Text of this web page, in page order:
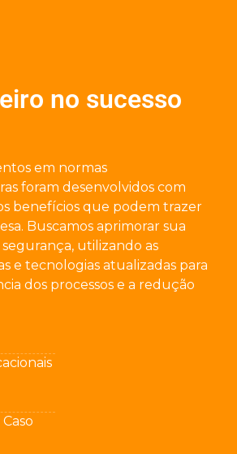
no sucesso
em normas
foram desenvolvidos com
benefícios que podem trazer
Buscamos aprimorar sua
utilizando as
e tecnologias atualizadas para
dos processos e a redução